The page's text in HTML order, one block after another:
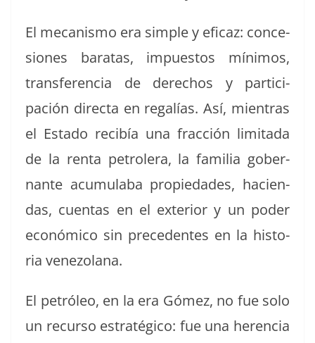
El mecan­is­mo era sim­ple y efi­caz: con­ce­
siones baratas, impuestos mín­i­mos,
trans­fer­en­cia de dere­chos y par­tic­i­
pación direc­ta en regalías. Así, mien­tras
el Esta­do recibía una frac­ción lim­i­ta­da
de la renta petrol­era, la famil­ia gob­er­
nante acu­mu­la­ba propiedades, hacien­
das, cuen­tas en el exte­ri­or y un poder
económi­co sin prece­dentes en la his­to­
ria venezolana.
El petróleo, en la era Gómez, no fue solo
un recur­so estratégi­co: fue una heren­cia